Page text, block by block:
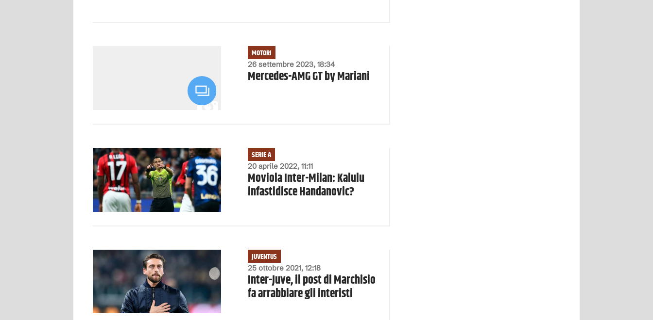
26 settembre 2023, 18:34
MOTORI
Mercedes-AMG GT by Mariani
20 aprile 2022, 11:11
SERIE A
Moviola Inter-Milan: Kalulu
infastidisce Handanovic?
25 ottobre 2021, 12:18
JUVENTUS
Inter-Juve, il post di Marchisio
fa arrabbiare gli interisti